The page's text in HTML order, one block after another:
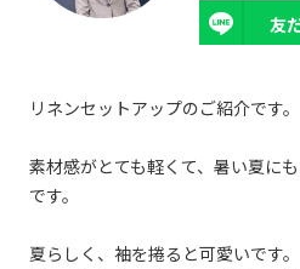
友
リネンセットアップのご紹介です。
素材感がとても軽くて、暑い夏に
です。
夏らしく、袖を捲ると可愛いです。